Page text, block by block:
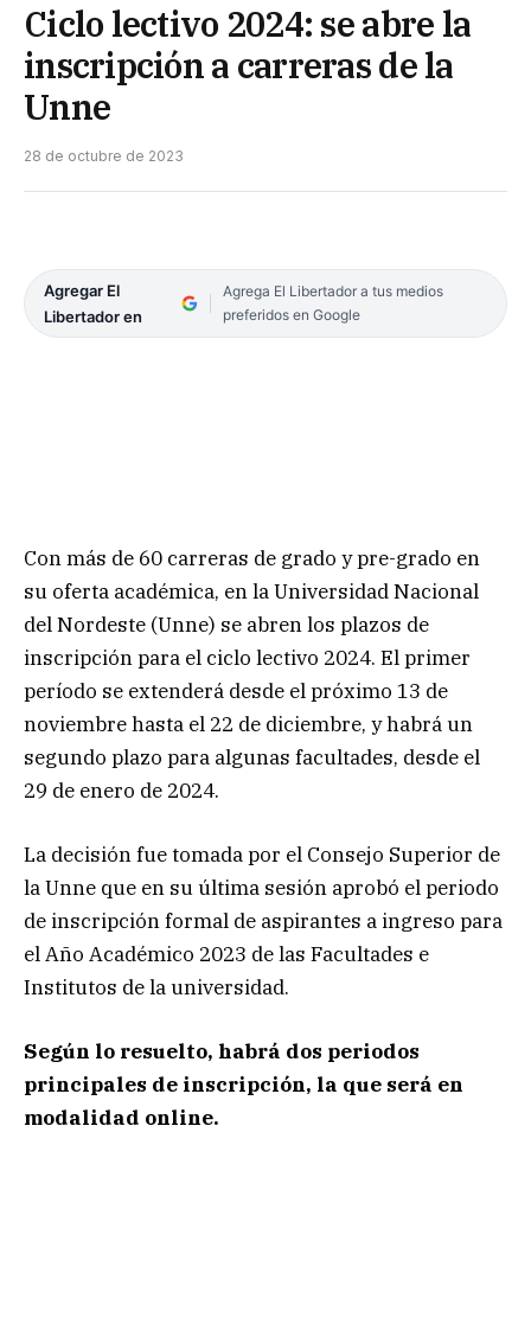
Ciclo lectivo 2024: se abre la
inscripción a carreras de la
Unne
28 de octubre de 2023
Agregar El
Libertador en
Agrega El Libertador a tus medios
preferidos en Google
Con más de 60 carreras de grado y pre-grado en
su oferta académica, en la Universidad Nacional
del Nordeste (Unne) se abren los plazos de
inscripción para el ciclo lectivo 2024. El primer
período se extenderá desde el próximo 13 de
noviembre hasta el 22 de diciembre, y habrá un
segundo plazo para algunas facultades, desde el
29 de enero de 2024.
La decisión fue tomada por el Consejo Superior de
la Unne que en su última sesión aprobó el periodo
de inscripción formal de aspirantes a ingreso para
el Año Académico 2023 de las Facultades e
Institutos de la universidad.
Según lo resuelto, habrá dos periodos
principales de inscripción, la que será en
modalidad online.